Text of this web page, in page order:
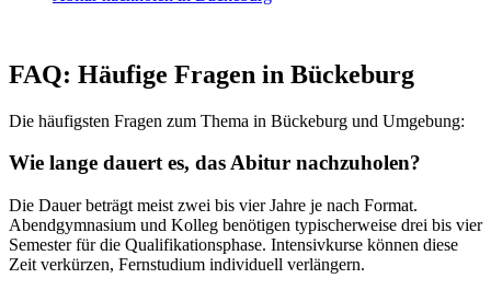
FAQ: Häufige Fragen in Bückeburg
Die häufigsten Fragen zum Thema in Bückeburg und Umgebung:
Wie lange dauert es, das Abitur nachzuholen?
Die Dauer beträgt meist zwei bis vier Jahre je nach Format.
Abendgymnasium und Kolleg benötigen typischerweise drei bis vier
Semester für die Qualifikationsphase. Intensivkurse können diese
Zeit verkürzen, Fernstudium individuell verlängern.